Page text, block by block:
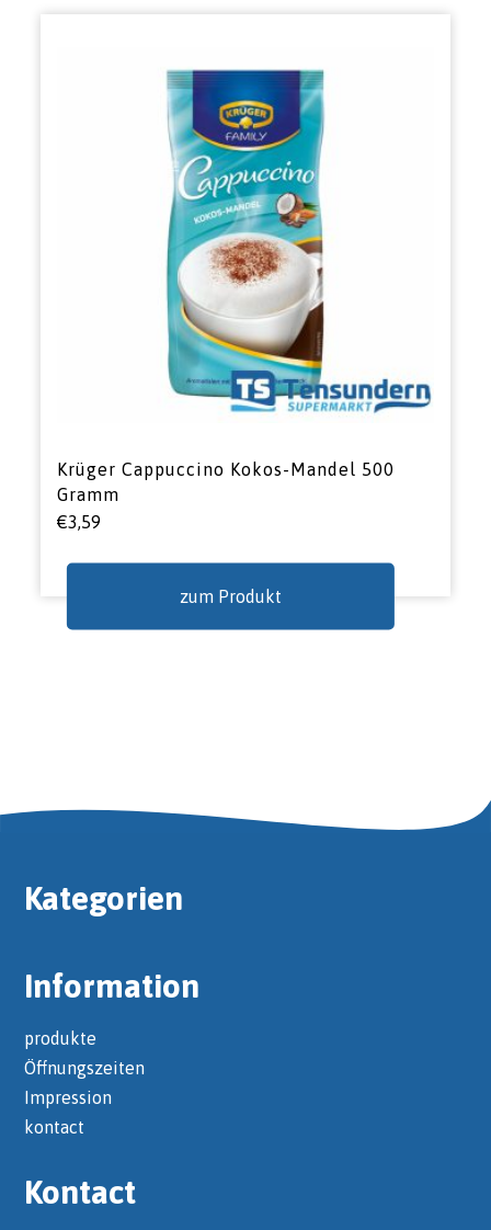
Krüger Cappuccino Kokos-Mandel 500
Gramm
€3,59
zum Produkt
Kategorien
Information
produkte
Öffnungszeiten
Impression
kontact
Kontact